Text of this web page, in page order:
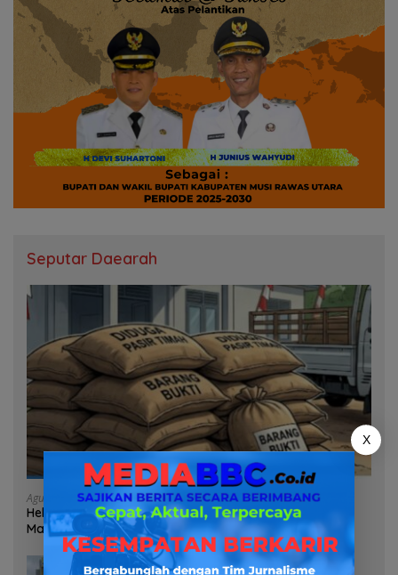
Seputar Daearah
Agustus 7, 2026
Heboh Tumpukan Karung Diduga Pasir Timah di Pos AL
Manggar, Danlanal Babel: Masih Kami Dalami
Agustus 7, 2026
X